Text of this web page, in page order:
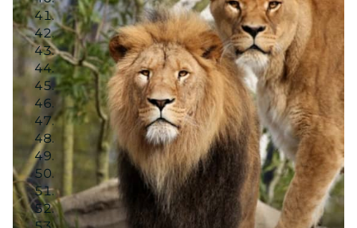
Image 17
Image 18
Image 19
Image 20
Image 21
Image 22
Image 23
Image 24
Image 25
Image 26
Image 27
Image 28
Image 29